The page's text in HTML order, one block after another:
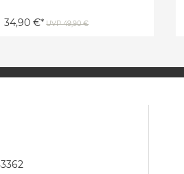
34,90 €* UVP 49,90 €